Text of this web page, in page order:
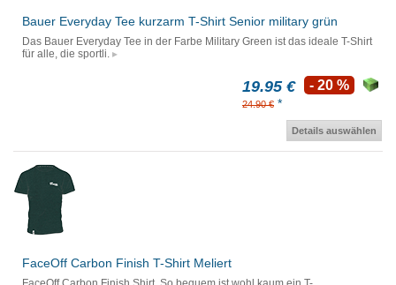
Bauer Everyday Tee kurzarm T-Shirt Senior military grün
Das Bauer Everyday Tee in der Farbe Military Green ist das ideale T-Shirt
für alle, die sportli.
19.95 €
24.90 € *
- 20 %
Details auswählen
FaceOff Carbon Finish T-Shirt Meliert